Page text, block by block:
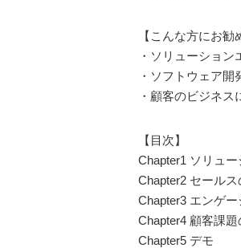
【こんな方にお勧
・ソリューショ
・ソフトウェア
・顧客のビジネ
【目次】
Chapter1 ソリュ
Chapter2 セールス
Chapter3 エンゲ
Chapter4 顧客課題
Chapter5 デモ